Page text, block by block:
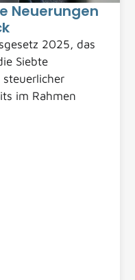
Neuerungen
2025, das
Siebte
im Rahmen